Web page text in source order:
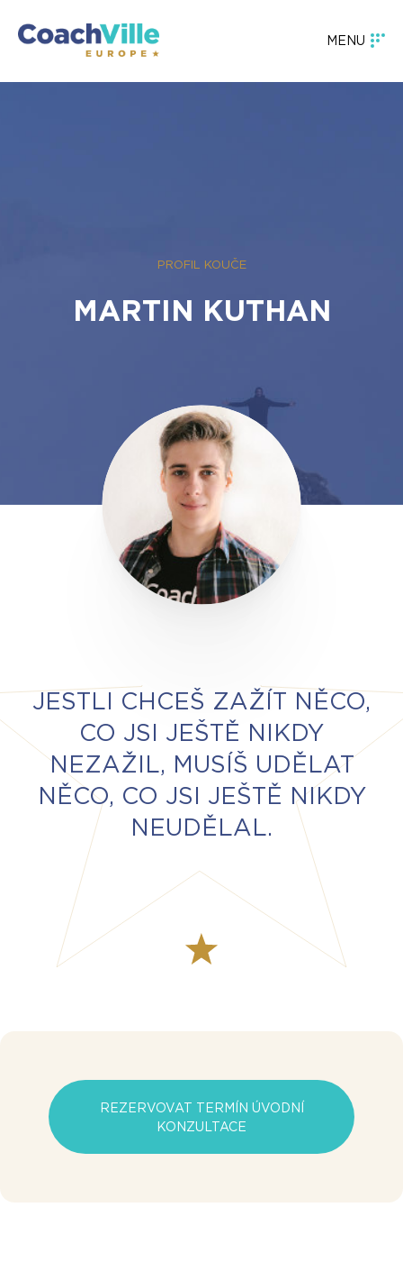
MENU
PROFIL KOUČE
MARTIN KUTHAN
JESTLI CHCEŠ ZAŽÍT NĚCO,
CO JSI JEŠTĚ NIKDY
NEZAŽIL, MUSÍŠ UDĚLAT
NĚCO, CO JSI JEŠTĚ NIKDY
NEUDĚLAL.
REZERVOVAT TERMÍN ÚVODNÍ
KONZULTACE